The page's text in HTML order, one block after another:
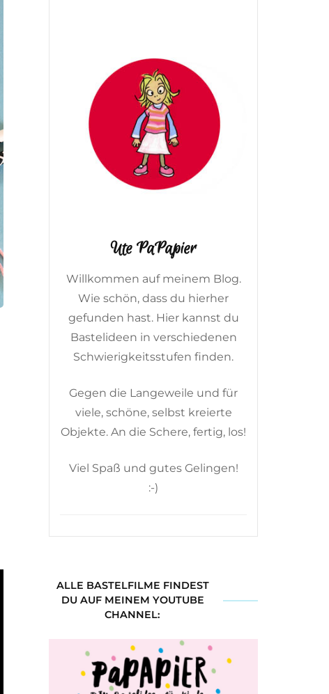
Ute PaPapier
Willkommen auf meinem Blog.
Wie schön, dass du hierher
gefunden hast. Hier kannst du
Bastelideen in verschiedenen
Schwierigkeitsstufen finden.
Gegen die Langeweile und für
viele, schöne, selbst kreierte
Objekte. An die Schere, fertig, los!
Viel Spaß und gutes Gelingen!
:-)
ALLE BASTELFILME FINDEST
DU AUF MEINEM YOUTUBE
CHANNEL: